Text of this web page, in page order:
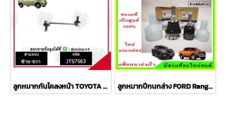
ลูกหมากกันโคลงหน้า TOYOTA AVANZA อเวนซ่า ปี 04-11ชุดช่วงล่าง TRW ราคาต่อคู่ ลูกหมากปีกนกล่าง FORD Ranger T6 / MAZDA BT50 PRO 2WD , 4WD